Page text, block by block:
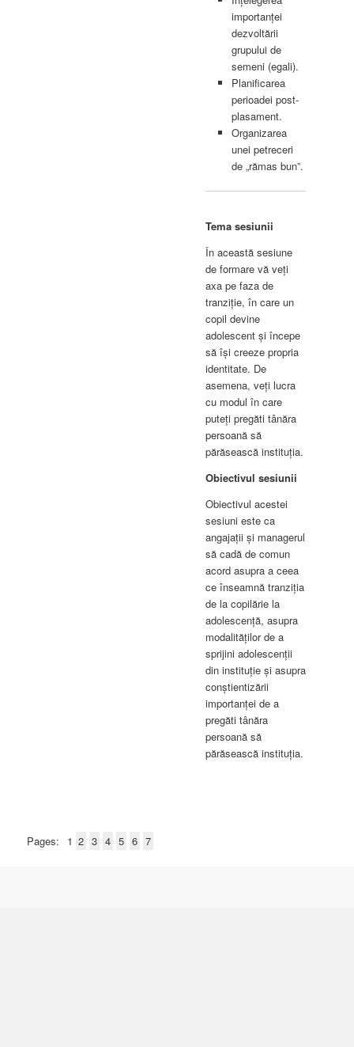
importanței
dezvoltării
grupului de
semeni (egali).
Planificarea
perioadei post-
plasament.
Organizarea
unei petreceri
de „rămas bun”.
Tema sesiunii
În această sesiune
de formare vă veți
axa pe faza de
tranziție, în care un
copil devine
adolescent și începe
să își creeze propria
identitate. De
asemena, veți lucra
cu modul în care
puteți pregăti tânăra
persoană să
părăsească instituția.
Obiectivul sesiunii
Obiectivul acestei
sesiuni este ca
angajații și managerul
să cadă de comun
acord asupra a ceea
ce înseamnă tranziția
de la copilărie la
adolescență, asupra
modalităților de a
sprijini adolescenții
din instituție și asupra
conștientizării
importanței de a
pregăti tânăra
persoană să
părăsească instituția.
Pages: 1 2 3 4 5 6 7